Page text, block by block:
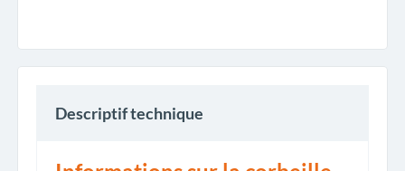
Descriptif technique